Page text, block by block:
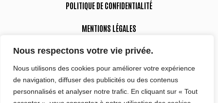
Nous respectons votre vie privée.
Nous utilisons des cookies pour améliorer votre expérience
de navigation, diffuser des publicités ou des contenus
personnalisés et analyser notre trafic. En cliquant sur « Tout
POLITIQUE DE CONFIDENTIALITÉ
MENTIONS LÉGALES
DÉCLARATION D’ACCESSIBILITÉ
Suivez-nous